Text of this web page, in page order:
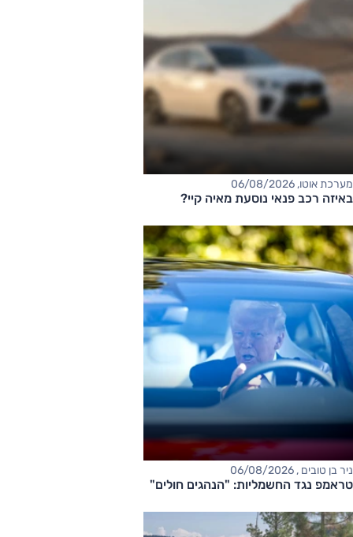
מערכת אוטו, 06/08/2026
באיזה רכב פנאי נוסעת מאיה קיי?
ניר בן טובים , 06/08/2026
טראמפ נגד החשמליות: "הנהגים חולים"